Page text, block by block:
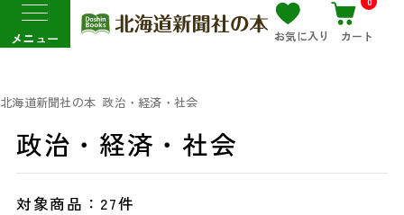
メニュー お気に入り カート
北海道新聞社の本 政治・経済・社会
政治・経済・社会
対象商品： 27件